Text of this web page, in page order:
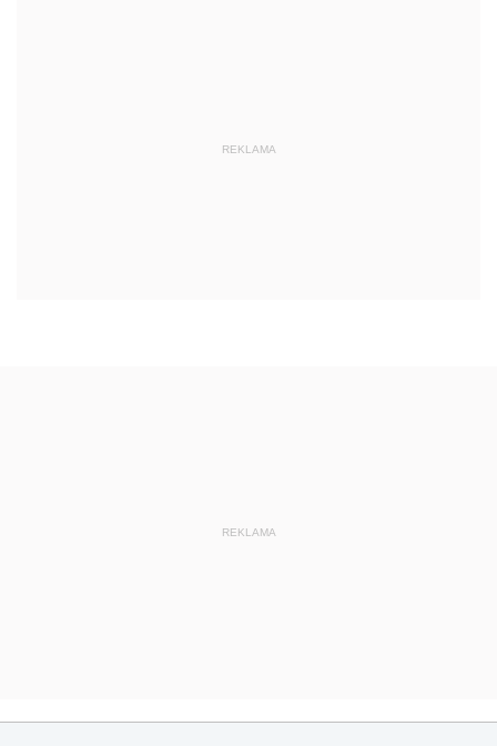
REKLAMA
REKLAMA